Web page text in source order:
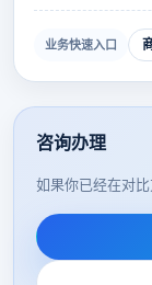
业务快速入口
咨询办理
如果你已经在对